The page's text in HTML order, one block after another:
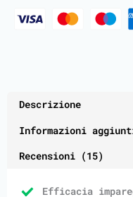
Descrizione
Informazioni
Recensioni (15)
Efficacia